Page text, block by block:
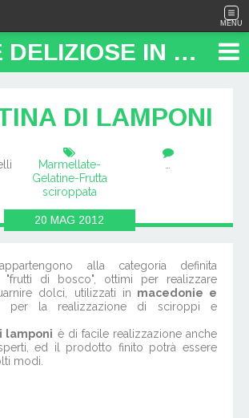
MENU
RICETTE DELIZIOSE IN PENTOLA: "FOOD TRAVEL BLOG"
DI LAMPONI
Marmellate-
Gelatine-Frutta
sciroppata
…
20MAG 2012
alla categoria definita
"frutti di bosco", ottimi per realizzare
dolci, utilizzati in macedonie e
per la realizzazione di sciroppi e
lamponi è di facile realizzazione anche
ed il prodotto finito potrà essere
modi.